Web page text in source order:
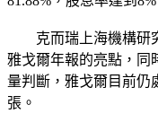
克而瑞上海機構研究
雅戈爾年報的亮點，同
量判斷，雅戈爾目前仍
張。